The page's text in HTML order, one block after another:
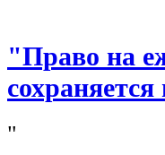
"Право на
"